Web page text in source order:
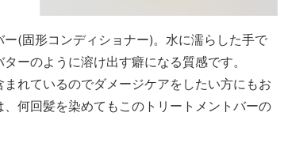
(固形コンディショナー)。水に濡らした手で
ーのように溶け出す癖になる質感です。
れているのでダメージケアをしたい方にもお
何回髪を染めてもこのトリートメントバーの